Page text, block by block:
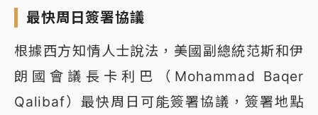
最快周日簽署協議
根據西方知情人士說法，美國副總統范斯和伊
朗國會議長卡利巴（Mohammad Baqer
Qalibaf）最快周日可能簽署協議，簽署地點